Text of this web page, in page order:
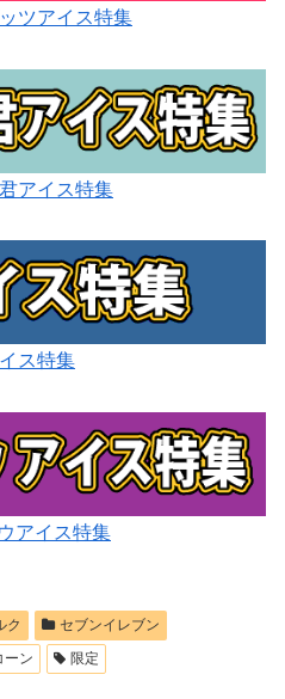
ツアイス特集
アイス特集
ス特集
アイス特集
ク
セブンイレブン
ーン 限定